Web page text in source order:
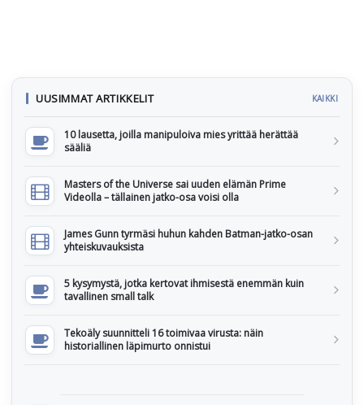
UUSIMMAT ARTIKKELIT KAIKKI
10 lausetta, joilla manipuloiva mies yrittää herättää
sääliä
Masters of the Universe sai uuden elämän Prime
Videolla – tällainen jatko-osa voisi olla
James Gunn tyrmäsi huhun kahden Batman-jatko-osan
yhteiskuvauksista
5 kysymystä, jotka kertovat ihmisestä enemmän kuin
tavallinen small talk
Tekoäly suunnitteli 16 toimivaa virusta: näin
historiallinen läpimurto onnistui